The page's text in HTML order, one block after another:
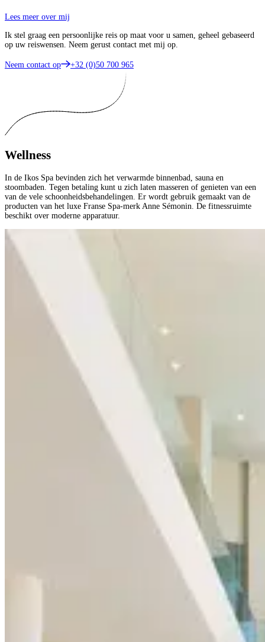
Lees meer over mij
Ik stel graag een persoonlijke reis op maat voor u samen, geheel gebaseerd
op uw reiswensen. Neem gerust contact met mij op.
Neem contact op +32 (0)50 700 965
Wellness
In de Ikos Spa bevinden zich het verwarmde binnenbad, sauna en
stoombaden. Tegen betaling kunt u zich laten masseren of genieten van een
van de vele schoonheidsbehandelingen. Er wordt gebruik gemaakt van de
producten van het luxe Franse Spa-merk Anne Sémonin. De fitnessruimte
beschikt over moderne apparatuur.